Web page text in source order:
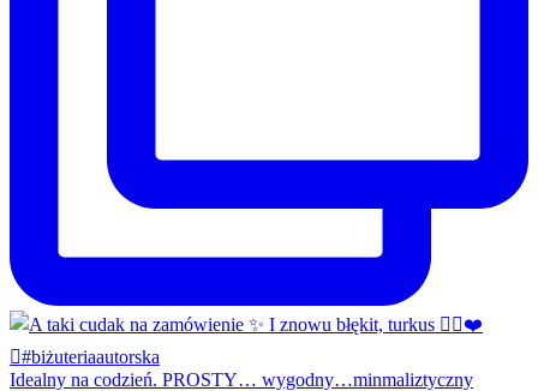
Idealny na codzień. PROSTY… wygodny…minmaliztyczny